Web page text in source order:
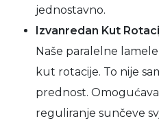
jednostavno.
Izvanredan Kut
Naše paralelne
kut rotacije. To nije
prednost.
reguliranje sunčeve